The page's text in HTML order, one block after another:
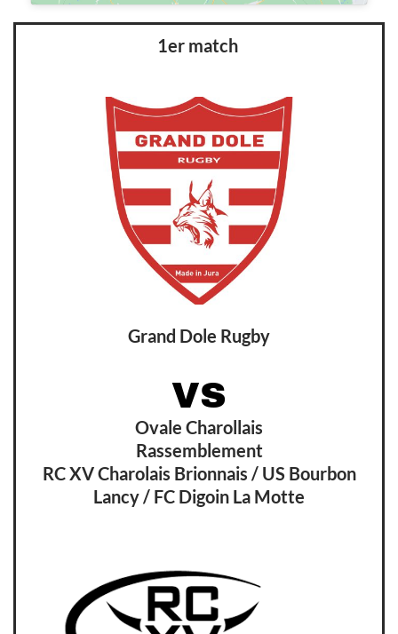
1er match
Grand Dole Rugby
VS
Ovale Charollais
Rassemblement
RC XV Charolais Brionnais / US Bourbon
Lancy / FC Digoin La Motte